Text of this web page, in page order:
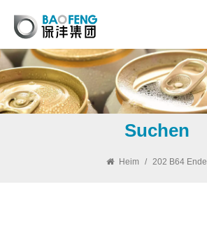
Suchen
Heim / 202 B64 Ende